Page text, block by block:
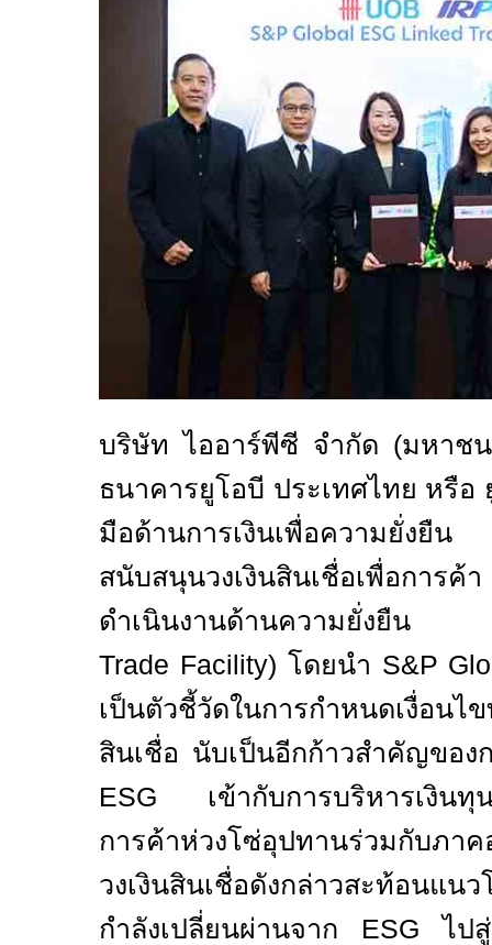
บริษัท ไออาร์พีซี จำกัด (มหาช
ธนาคารยูโอบี ประเทศไทย หรือ
มือด้านการเงินเพื่อความยั่
สนับสนุนวงเงินสินเชื่อเพื่อกา
ดำเนินงานด้านความยั่งยืน
Trade Facility) โดยนำ S&P
เป็นตัวชี้วัดในการกำหนดเงื่อนไข
สินเชื่อ นับเป็นอีกก้าวสำคัญของ
ESG เข้ากับการบริหารเงิน
การค้าห่วงโซ่อุปทานร่วมกับภา
วงเงินสินเชื่อดังกล่าวสะท้อนแน
กำลังเปลี่ยนผ่านจาก ESGไป